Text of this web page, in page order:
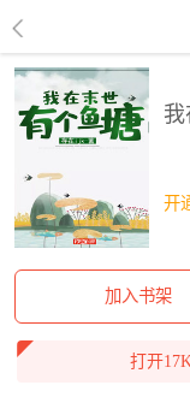
开
加入书架
打开